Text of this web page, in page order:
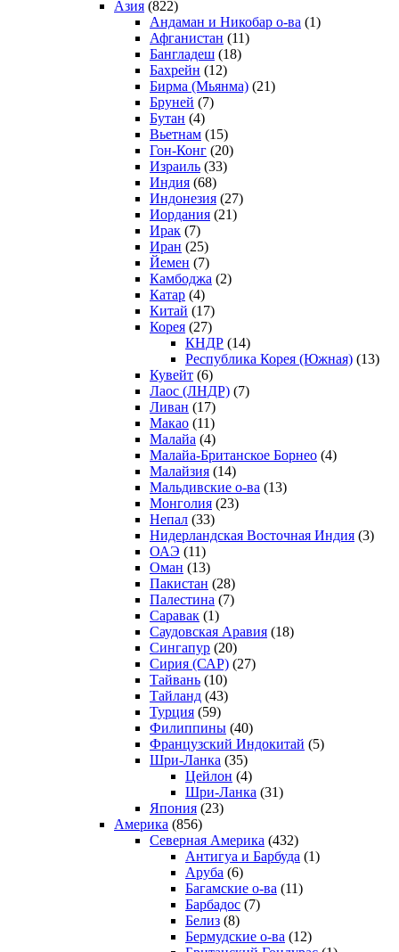
Азия (822)
Андаман и Никобар о-ва (1)
Афганистан (11)
Бангладеш (18)
Бахрейн (12)
Бирма (Мьянма) (21)
Бруней (7)
Бутан (4)
Вьетнам (15)
Гон-Конг (20)
Израиль (33)
Индия (68)
Индонезия (27)
Иордания (21)
Ирак (7)
Иран (25)
Йемен (7)
Камбоджа (2)
Катар (4)
Китай (17)
Корея (27)
КНДР (14)
Республика Корея (Южная) (13)
Кувейт (6)
Лаос (ЛНДР) (7)
Ливан (17)
Макао (11)
Малайа (4)
Малайа-Британское Борнео (4)
Малайзия (14)
Мальдивские о-ва (13)
Монголия (23)
Непал (33)
Нидерландская Восточная Индия (3)
ОАЭ (11)
Оман (13)
Пакистан (28)
Палестина (7)
Саравак (1)
Саудовская Аравия (18)
Сингапур (20)
Сирия (САР) (27)
Тайвань (10)
Тайланд (43)
Турция (59)
Филиппины (40)
Французский Индокитай (5)
Шри-Ланка (35)
Цейлон (4)
Шри-Ланка (31)
Япония (23)
Америка (856)
Северная Америка (432)
Антигуа и Барбуда (1)
Аруба (6)
Багамские о-ва (11)
Барбадос (7)
Белиз (8)
Бермудские о-ва (12)